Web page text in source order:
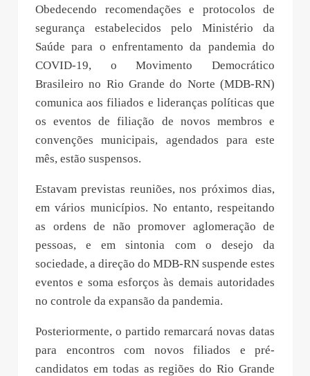
Obedecendo recomendações e protocolos de
segurança estabelecidos pelo Ministério da
Saúde para o enfrentamento da pandemia do
COVID-19, o Movimento Democrático
Brasileiro no Rio Grande do Norte (MDB-RN)
comunica aos filiados e lideranças políticas que
os eventos de filiação de novos membros e
convenções municipais, agendados para este
mês, estão suspensos.
Estavam previstas reuniões, nos próximos dias,
em vários municípios. No entanto, respeitando
as ordens de não promover aglomeração de
pessoas, e em sintonia com o desejo da
sociedade, a direção do MDB-RN suspende estes
eventos e soma esforços às demais autoridades
no controle da expansão da pandemia.
Posteriormente, o partido remarcará novas datas
para encontros com novos filiados e pré-
candidatos em todas as regiões do Rio Grande